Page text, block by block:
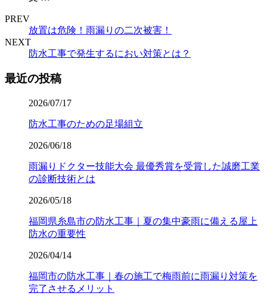
PREV
放置は危険！雨漏りの二次被害！
NEXT
防水工事で発生するにおい対策とは？
最近の投稿
2026/07/17
防水工事のための足場組立
2026/06/18
雨漏りドクター技能大会 最優秀賞を受賞した誠磨工業
の診断技術とは
2026/05/18
福岡県糸島市の防水工事｜夏の集中豪雨に備える屋上
防水の重要性
2026/04/14
福岡市の防水工事｜春の施工で梅雨前に雨漏り対策を
完了させるメリット